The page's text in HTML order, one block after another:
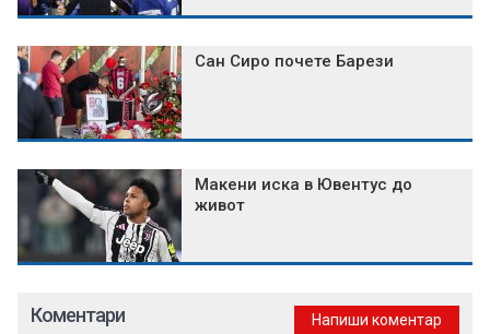
Сан Сиро почете Барези
Макени иска в Ювентус до
живот
Коментари Напиши коментар